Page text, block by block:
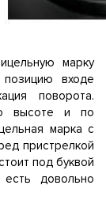
марку
входе
поворота.
высоте и по
марка с
пристрелкой
под буквой
довольно